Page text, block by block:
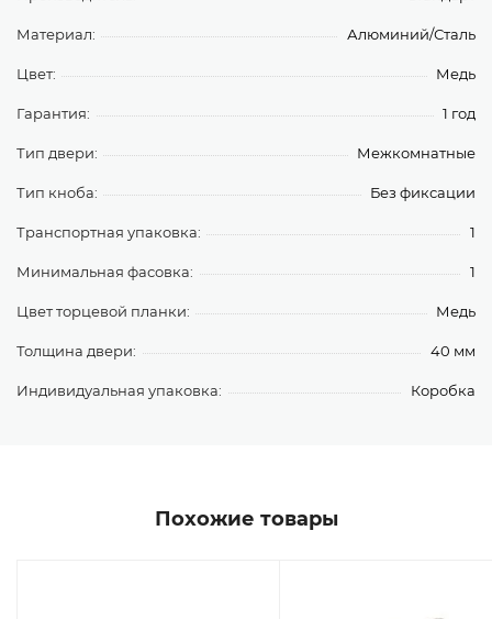
Материал: Алюминий/Сталь
Цвет: Медь
Гарантия: 1 год
Тип двери: Межкомнатные
Тип кноба: Без фиксации
Транспортная упаковка: 1
Минимальная фасовка: 1
Цвет торцевой планки: Медь
Толщина двери: 40 мм
Индивидуальная упаковка: Коробка
Похожие товары